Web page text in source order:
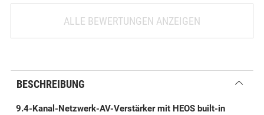
ALLE BEWERTUNGEN ANZEIGEN
BESCHREIBUNG
9.4-Kanal-Netzwerk-AV-Verstärker mit HEOS built-in